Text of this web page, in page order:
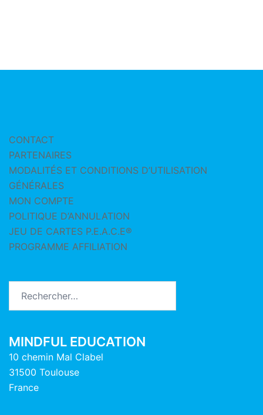
CONTACT
PARTENAIRES
MODALITÉS ET CONDITIONS D’UTILISATION
GÉNÉRALES
MON COMPTE
POLITIQUE D’ANNULATION
JEU DE CARTES P.E.A.C.E®
PROGRAMME AFFILIATION
MINDFUL EDUCATION
10 chemin Mal Clabel
31500 Toulouse
France